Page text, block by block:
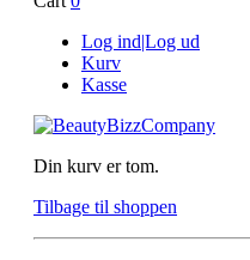
Log ind|Log ud
Kurv
Kasse
Din kurv er tom.
Tilbage til shoppen